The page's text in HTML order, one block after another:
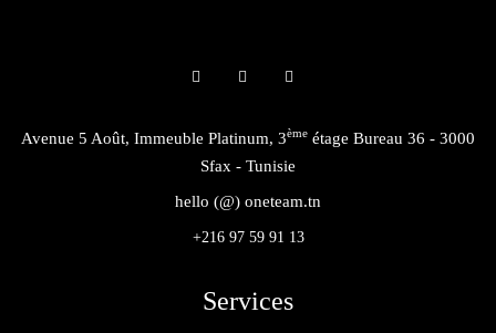
Avenue 5 Août, Immeuble Platinum, 3ème étage Bureau 36 - 3000
Sfax - Tunisie
hello (@) oneteam.tn
+216 97 59 91 13
Services